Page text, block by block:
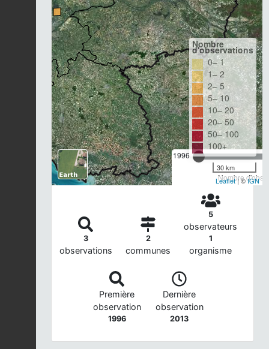
1996
Nombre
Nombre
d'observations
0– 1
1– 2
2– 5
5– 10
10– 20
20– 50
50– 100
100+
30 km
Leaflet| ©IGN
3
observations
2
communes
5
observateurs
1
organisme
Première
observation
1996
Dernière
observation
2013